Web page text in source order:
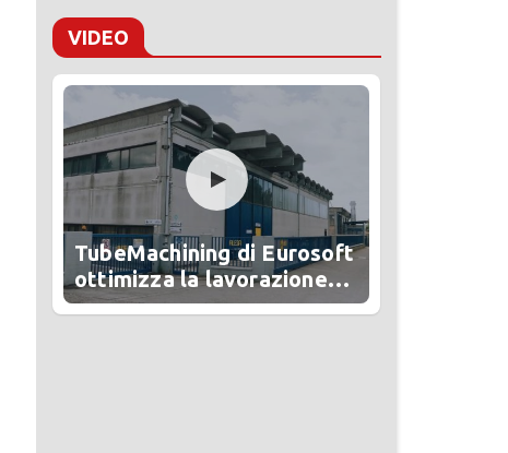
VIDEO
TubeMachining di Eurosoft
ottimizza la lavorazione
del tubo in Alesa